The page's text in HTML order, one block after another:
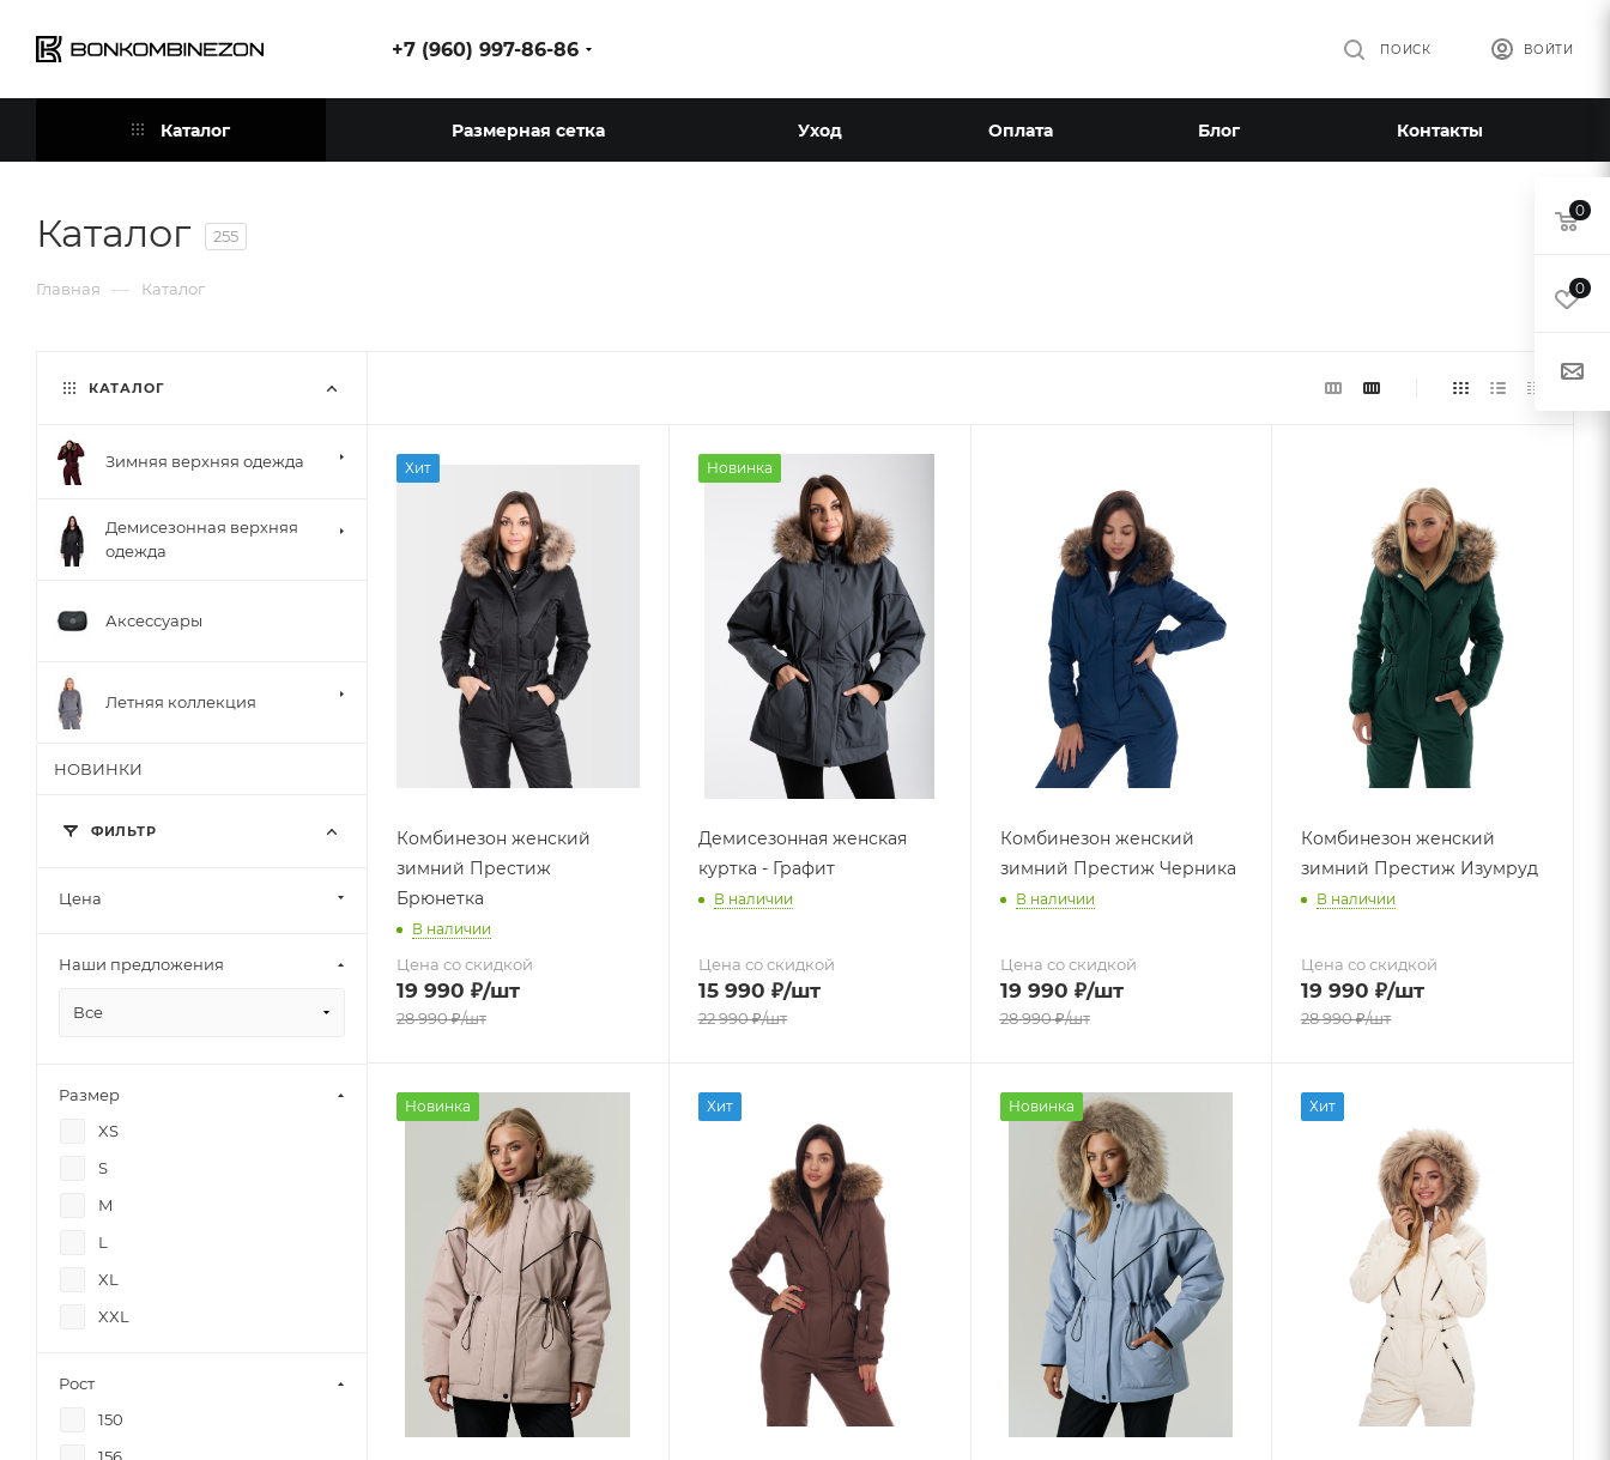
+7 (960) 997-86-86 ВОЙТИ
ПОИСК
Каталог Размерная сетка Уход Оплата Блог Контакты
Каталог 255
Главная — Каталог
Хит
Комбинезон женский
зимний Престиж
Брюнетка
В наличии
Цена со скидкой
19 990 ₽/шт
28 990₽/шт
Новинка
Демисезонная женская
куртка - Графит
В наличии
Цена со скидкой
15 990 ₽/шт
22 990₽/шт
Комбинезон женский
зимний Престиж Черника
В наличии
Цена со скидкой
19 990 ₽/шт
28 990₽/шт
Комбинезон женский
зимний Престиж Изумруд
В наличии
Цена со скидкой
19 990 ₽/шт
28 990₽/шт
Новинка Хит Новинка Хит
КАТАЛОГ
Зимняя верхняя одежда
Демисезонная верхняя
одежда
Аксессуары
Летняя коллекция
НОВИНКИ
ФИЛЬТР
Цена
Наши предложения
Все
Размер
XS
S
M
L
XL
XXL
Рост
150
0
0